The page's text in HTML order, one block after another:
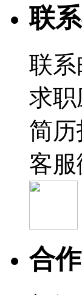
31:42
【高
2026-
23:11
北汽
盖世
2026-
19:01
安世
19:26
海力
联
联系
求职
简历
客服
合